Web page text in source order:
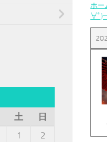
ホー
∀ﾟ
土
日
1
2